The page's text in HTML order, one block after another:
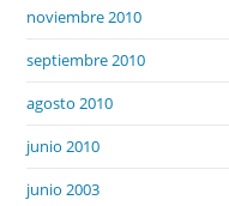
noviembre 2010
septiembre 2010
agosto 2010
junio 2010
junio 2003